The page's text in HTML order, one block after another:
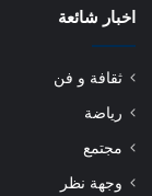
اخبار شائعة
ثقافة و فن
رياضة
مجتمع
وجهة نظر